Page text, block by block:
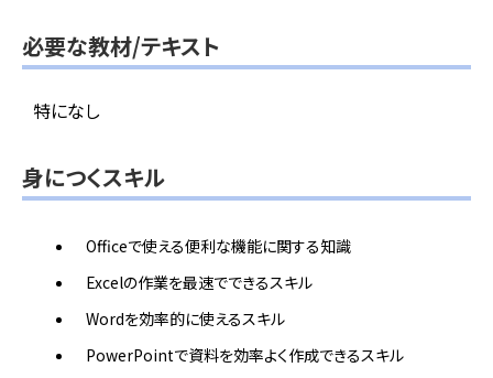
必要な教材/テキスト
特になし
身につくスキル
Officeで使える便利な機能に関する知識
Excelの作業を最速でできるスキル
Wordを効率的に使えるスキル
PowerPointで資料を効率よく作成できるスキル